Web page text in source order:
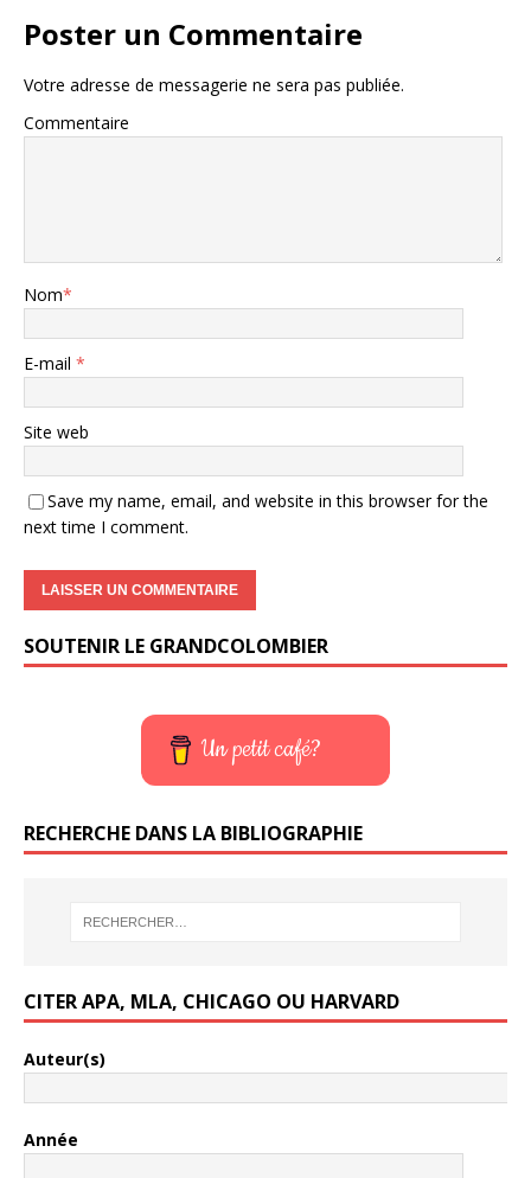
Poster un Commentaire
Votre adresse de messagerie ne sera pas publiée.
Commentaire
Nom*
E-mail *
Site web
Save my name, email, and website in this browser for the
next time I comment.
SOUTENIR LE GRANDCOLOMBIER
Un petit café?
RECHERCHE DANS LA BIBLIOGRAPHIE
CITER APA, MLA, CHICAGO OU HARVARD
Auteur(s)
Année